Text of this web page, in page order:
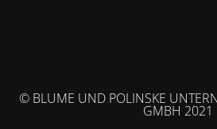
© BLUME UND POLINSKE
GMBH 2021